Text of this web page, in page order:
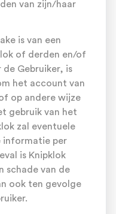
van zijn/haar
is van een
of derden en/of
Gebruiker, is
het account van
op andere wijze
gebruik van het
zal eventuele
informatie per
is Knipklok
schade van de
ook ten gevolge